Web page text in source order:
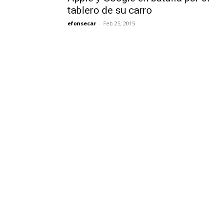
tablero de su carro
efonsecar - Feb 25, 2015